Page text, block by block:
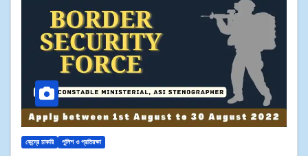
কেন্দ্রে চাকরি পুলিশ ও প্রতিরক্ষা